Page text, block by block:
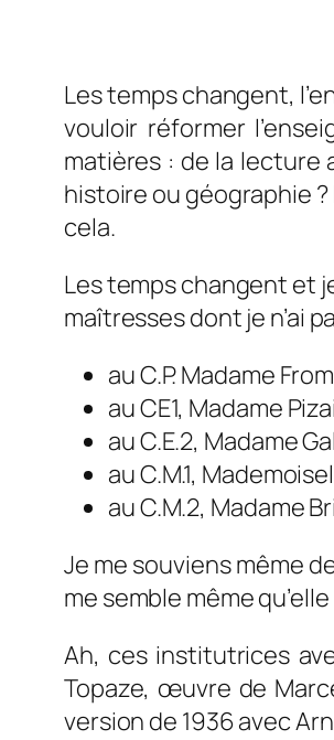
Les temps changent,
vouloir réformer
matières : de la lecture
histoire ou géographie
cela.
Les temps changent et
maîtresses dont je n’ai
au C.P. Madame
au CE1, Madame
au C.E.2, Madame
au C.M.1,
au C.M.2, Madame
Je me souviens même
me semble même
Ah, ces institutrices
Topaze, œuvre de
version de 1936 avec